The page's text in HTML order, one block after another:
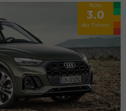
Note
3.0
der Fahrer